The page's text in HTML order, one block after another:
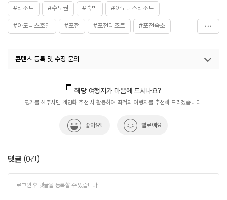
#리조트 #수도권 #숙박 #아도니스리조트
#아도니스호텔 #포천 #포천리조트 #포천숙소
콘텐츠 등록 및 수정 문의
열린관광콘텐츠팀(열린관광-모두의여행)
033-738-3425
해당 여행지가 마음에 드시나요?
평가를 해주시면 개인화 추천 시 활용하여 최적의 여행지를 추천해 드리겠습니다.
좋아요! 별로예요
댓글 (0건)